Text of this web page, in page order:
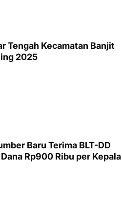
Tengah Kecamatan Banjit
2025
Baru Terima BLT-DD
Rp900 Ribu per Kepala